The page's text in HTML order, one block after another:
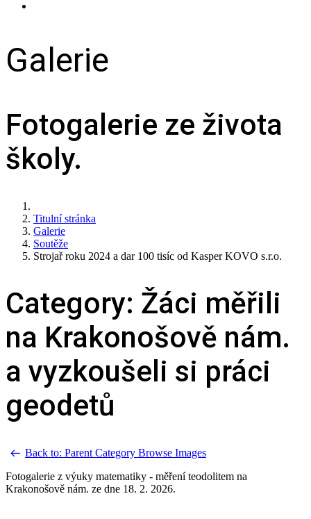
Galerie
Fotogalerie ze života
školy.
Titulní stránka
Galerie
Soutěže
Strojař roku 2024 a dar 100 tisíc od Kasper KOVO s.r.o.
Category: Žáci měřili
na Krakonošově nám.
a vyzkoušeli si práci
geodetů
Back to: Parent Category Browse Images
Fotogalerie z výuky matematiky - měření teodolitem na
Krakonošově nám. ze dne 18. 2. 2026.